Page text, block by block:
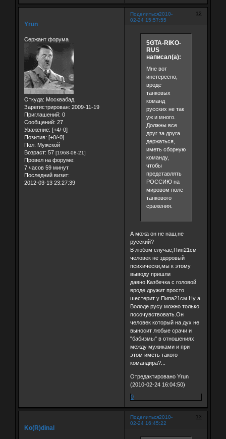
Поделиться 12
2010-
02-24 15:57:55
Yrun
Сержант форума
Откуда: Москвабад
Зарегистрирован: 2009-11-19
Приглашений: 0
Сообщений: 27
Уважение: [+4/-0]
Позитив: [+0/-0]
Пол: Мужской
Возраст: 57 [1968-08-21]
Провел на форуме:
7 часов 59 минут
Последний визит:
2012-03-13 23:27:39
5GTA-RIKO-
RUS
написал(а):
Мне вот
инетересно,
вроде
танковых
команд
русских не так
уж и много.
Должны все
друг за друга
держаться,
иметь сборную
команду,
чтобы
представлять
РОССИЮ на
мировом поле
танкового
сражения.
А можа он не наш,не
русский?
В любом случае,Пип21см
человек не здоровый
психически,мы к этому
выводу пришли
давно.Казбечка с головой
вроде дружит просто
шестерит у Пипа21см.Ну а
Володе русу можно только
посочувствовать.Он
человек который на дух не
выносит любые срачи и
"бабизмы" в отношениях
между мужиками и при
этом иметь такого
командира?...
Отредактировано Yrun
(2010-02-24 16:04:50)
0
Поделиться 13
2010-
02-24 16:45:22
Ko(R)dinal